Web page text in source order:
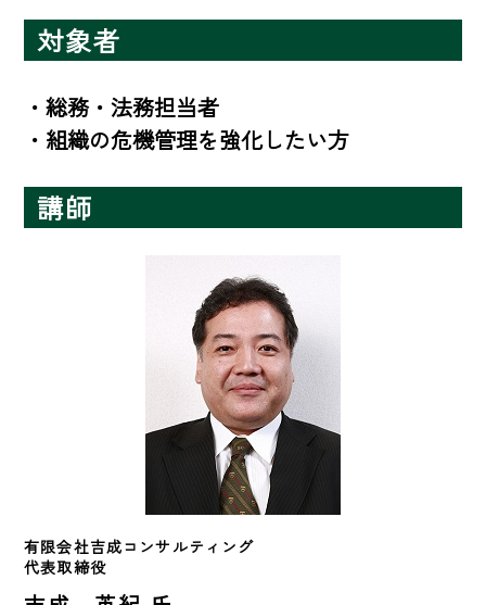
対象者
・総務・法務担当者
・組織の危機管理を強化したい方
講師
有限会社吉成コンサルティング
代表取締役